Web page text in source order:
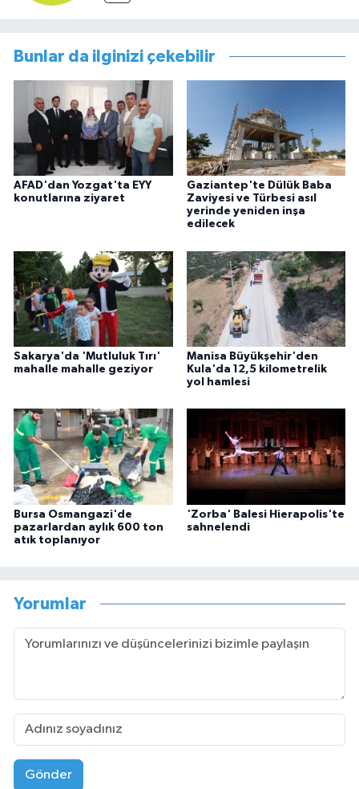
Bunlar da ilginizi çekebilir
AFAD'dan Yozgat'ta EYY
konutlarına ziyaret
Gaziantep'te Dülük Baba
Zaviyesi ve Türbesi asıl
yerinde yeniden inşa
edilecek
Sakarya'da 'Mutluluk Tırı'
mahalle mahalle geziyor
Manisa Büyükşehir'den
Kula'da 12,5 kilometrelik
yol hamlesi
Bursa Osmangazi'de
pazarlardan aylık 600 ton
atık toplanıyor
'Zorba' Balesi Hierapolis'te
sahnelendi
Yorumlar
Gönder